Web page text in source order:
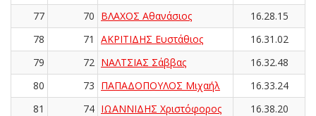
77 70 ΒΛΑΧΟΣ Αθανάσιος
16.28.15
78
71 ΑΚΡΙΤΙΔΗΣ Ευστάθιος
16.31.02
79
72 ΝΑΛΤΣΙΑΣ Σάββας
16.32.48
80
73 ΠΑΠΑΔΟΠΟΥΛΟΣ Μιχαήλ
16.33.24
81
74 ΙΩΑΝΝΙΔΗΣ Χριστόφορος
16.38.20